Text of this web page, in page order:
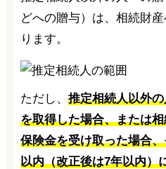
どへの贈与）は、相続財
ります。
ただし、 推定相続人以外
を取得した場合、または
保険金を受け取った場合
以内（改正後は7年以内）